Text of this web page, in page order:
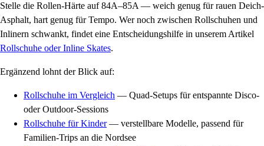
Stelle die Rollen-Härte auf 84A–85A — weich genug für rauen Deich-
Asphalt, hart genug für Tempo. Wer noch zwischen Rollschuhen und
Inlinern schwankt, findet eine Entscheidungshilfe in unserem Artikel
Rollschuhe oder Inline Skates.
Ergänzend lohnt der Blick auf:
Rollschuhe im Vergleich — Quad-Setups für entspannte Disco-
oder Outdoor-Sessions
Rollschuhe für Kinder— verstellbare Modelle, passend für
Familien-Trips an die Nordsee